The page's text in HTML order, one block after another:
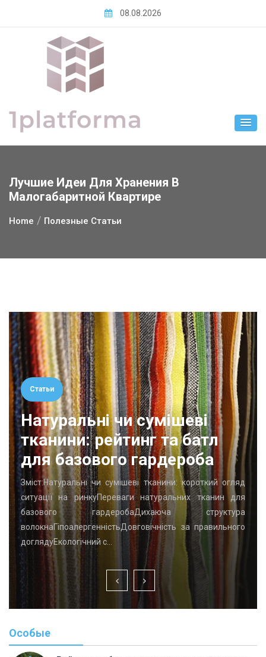
08.08.2026
Лучшие Идеи Для Хранения В
Малогабаритной Квартире
Home Полезные Статьи
Статьи
Натуральні чи сумішеві
тканини: рейтинг та батл
для базового гардероба
Зміст:Натуральні чи сумішеві тканини: короткий огляд
ситуації на ринкуПереваги натуральних тканин для
базового гардеробаДихаюча структура
волокнаГіпоалергенністьДовговічність за правильного
доглядуЕкологічний с…
Особые